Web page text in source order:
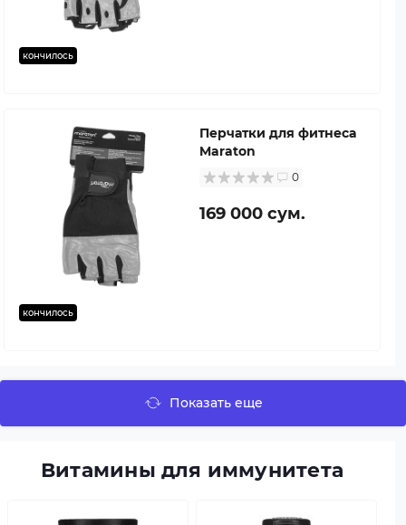
кончилось
кончилось
Перчатки для фитнеса
Maraton
0
169 000 сум.
Показать еще
Витамины для иммунитета